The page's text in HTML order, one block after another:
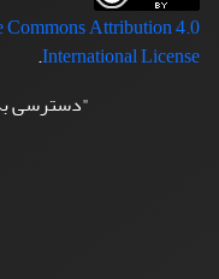
Commons Attribution 4.0
International License
.
"دسترسی